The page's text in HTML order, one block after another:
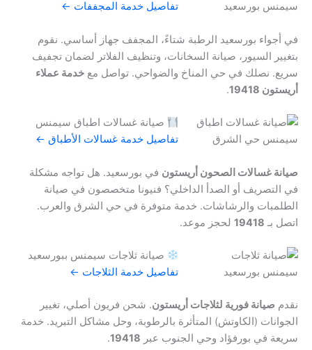
تفاصيل خدمة المجففات ←
في أجواء بورسعيد الرطبة شتاءً، المجفف جهاز أساسي. نقوم
بتغيير السيور، صيانة السخانات، وتنظيف الفلاتر لضمان تجفيف
سريع. نصلك في حي المناخ والضواحي. تواصل مع خدمة عملاء
أريستون 19418
.
صيانة غسالات اطباق سيمنس
تفاصيل خدمة غسالات الأطباق ←
صيانة غسالات الصحون أريستون في بورسعيد. هل تواجه مشكلة
في التصريف أو الصدأ الداخلي؟ فنيونا متخصصون في صيانة
الطلمبات والرشاشات. خدمة متوفرة في حي الشرق والعرب.
اتصل بـ 19418 لحجز موعد.
صيانة ثلاجات سيمنس ببورسعيد
تفاصيل خدمة الثلاجات ←
نقدم صيانة فورية لثلاجات أريستون. شحن فريون أصلي، تغيير
الجوانات (الكاوتش) المتأثرة بالرطوبة، وحل مشاكل التبريد. خدمة
سريعة في بورفؤاد وحي الجنوب عبر 19418
.